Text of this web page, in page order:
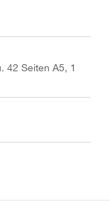
42 Seiten A5, 1